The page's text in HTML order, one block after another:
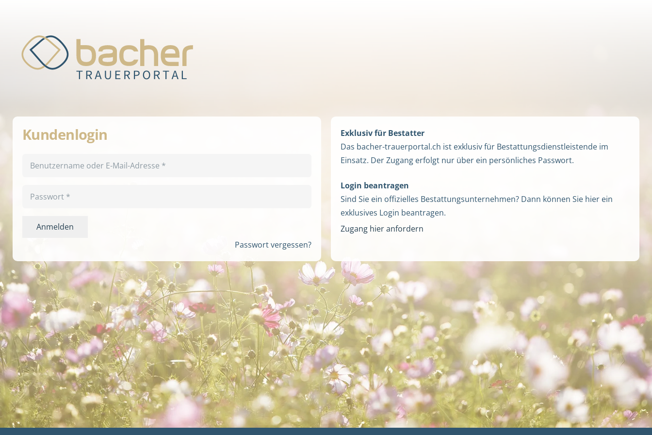
Kundenlogin
Anmelden
Passwort vergessen?
Exklusiv für Bestatter
Das bacher-trauerportal.ch ist exklusiv für Bestattungsdienstleistende im
Einsatz. Der Zugang erfolgt nur über ein persönliches Passwort.
Login beantragen
Sind Sie ein offizielles Bestattungsunternehmen? Dann können Sie hier ein
exklusives Login beantragen.
Zugang hier anfordern